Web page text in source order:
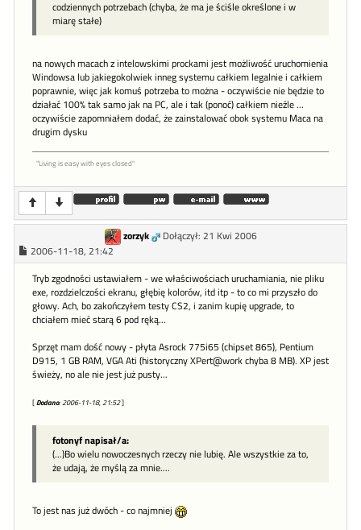
codziennych potrzebach (chyba, że ma je ściśle określone i w
miarę stałe)
na nowych macach z intelowskimi prockami jest możliwość uruchomienia
Windowsa lub jakiegokolwiek inneg systemu całkiem legalnie i całkiem
poprawnie, więc jak komuś potrzeba to można - oczywiście nie będzie to
działać 100% tak samo jak na PC, ale i tak (ponoć) całkiem nieźle ...
oczywiście zapomniałem dodać, że zainstalować obok systemu Maca na
drugim dysku
"Living is easy with eyes closed"
zorzyk
Dołączył: 21 Kwi 2006
2006-11-18, 21:42
Tryb zgodności ustawiałem - we właściwościach uruchamiania, nie pliku
exe, rozdzielczości ekranu, głębię kolorów, itd itp - to co mi przyszło do
głowy. Ach, bo zakończyłem testy CS2, i zanim kupię upgrade, to
chciałem mieć starą 6 pod ręką...
Sprzęt mam dość nowy - płyta Asrock 775i65 (chipset 865), Pentium
D915, 1 GB RAM, VGA Ati (historyczny XPert@work chyba 8 MB). XP jest
świeży, no ale nie jest już pusty...
[Dodano: 2006-11-18, 21:52]
fotonyf napisał/a:
(...)Bo wielu nowoczesnych rzeczy nie lubię. Ale wszystkie za to,
że udają, że myślą za mnie....
To jest nas już dwóch - co najmniej